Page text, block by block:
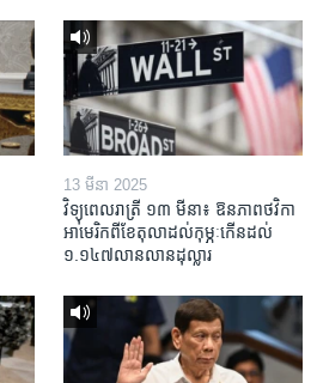
13 មីនា 2025
វិទ្យុពេលរាត្រី ១៣ មីនា៖ ឱនភាព​ថវិកា​
អាមេរិក​ពី​ខែ​តុលា​ដល់​កុម្ភៈ​កើន​ដល់​
១.១៤៧​លានលាន​ដុល្លារ